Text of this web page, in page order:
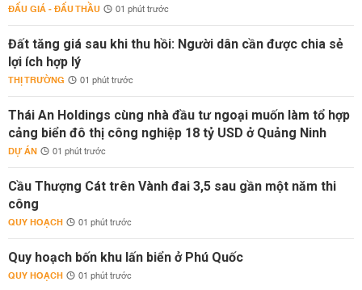
ĐẤU GIÁ - ĐẤU THẦU 01 phút trước
Đất tăng giá sau khi thu hồi: Người dân cần được chia sẻ
lợi ích hợp lý
THỊ TRƯỜNG 01 phút trước
Thái An Holdings cùng nhà đầu tư ngoại muốn làm tổ hợp
cảng biển đô thị công nghiệp 18 tỷ USD ở Quảng Ninh
DỰ ÁN 01 phút trước
Cầu Thượng Cát trên Vành đai 3,5 sau gần một năm thi
công
QUY HOẠCH 01 phút trước
Quy hoạch bốn khu lấn biển ở Phú Quốc
QUY HOẠCH 01 phút trước